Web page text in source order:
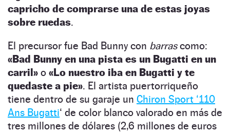
capricho de comprarse una de estas joyas
sobre ruedas.
El precursor fue Bad Bunny con barrascomo:
«Bad Bunny en una pista es un Bugatti en un
carril» o «Lo nuestro iba en Bugatti y te
quedaste a pie». El artista puertorriqueño
tiene dentro de su garaje un Chiron Sport ‘110
Ans Bugatti‘ de color blanco valorado en más de
tres millones de dólares (2,6 millones de euros